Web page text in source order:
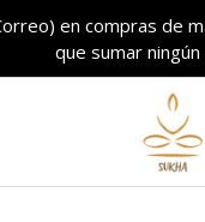
en compras de
que sumar